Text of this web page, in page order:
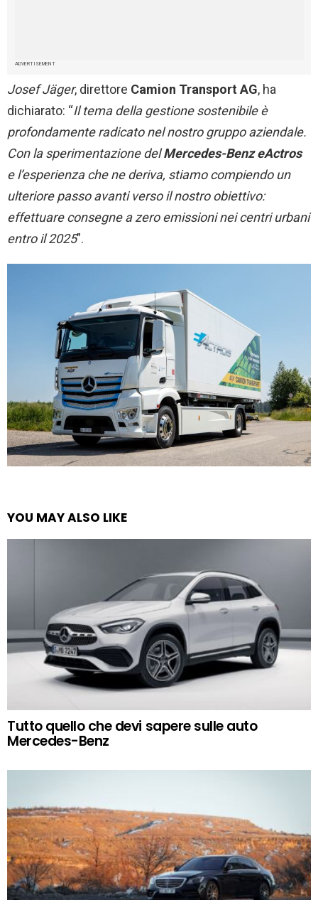
ADVERTISEMENT
Josef Jäger, direttore Camion Transport AG, ha
dichiarato: “Il tema della gestione sostenibile è
profondamente radicato nel nostro gruppo aziendale.
Con la sperimentazione delMercedes-Benz eActros
e l’esperienza che ne deriva, stiamo compiendo un
ulteriore passo avanti verso il nostro obiettivo:
effettuare consegne a zero emissioni nei centri urbani
entro il 2025”.
YOU MAY ALSO LIKE
Tutto quello che devi sapere sulle auto
Mercedes-Benz